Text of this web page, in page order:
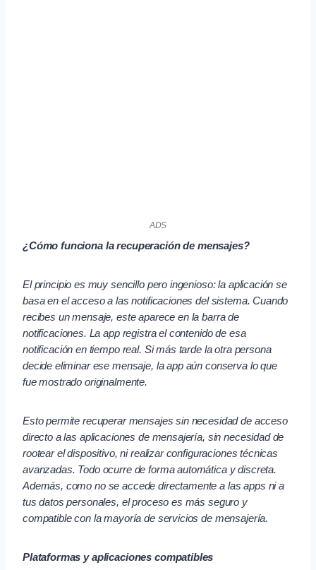
ADS
¿Cómo funciona la recuperación de mensajes?
El principio es muy sencillo pero ingenioso: la aplicación se
basa en el acceso a las notificaciones del sistema. Cuando
recibes un mensaje, este aparece en la barra de
notificaciones. La app registra el contenido de esa
notificación en tiempo real. Si más tarde la otra persona
decide eliminar ese mensaje, la app aún conserva lo que
fue mostrado originalmente.
Esto permite recuperar mensajes sin necesidad de acceso
directo a las aplicaciones de mensajería, sin necesidad de
rootear el dispositivo, ni realizar configuraciones técnicas
avanzadas. Todo ocurre de forma automática y discreta.
Además, como no se accede directamente a las apps ni a
tus datos personales, el proceso es más seguro y
compatible con la mayoría de servicios de mensajería.
Plataformas y aplicaciones compatibles